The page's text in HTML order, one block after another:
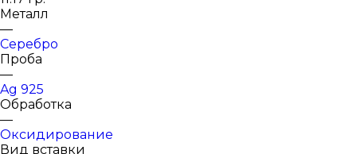
Металл
—
Серебро
Проба
—
Ag 925
Обработка
—
Оксидирование
Вид вставки